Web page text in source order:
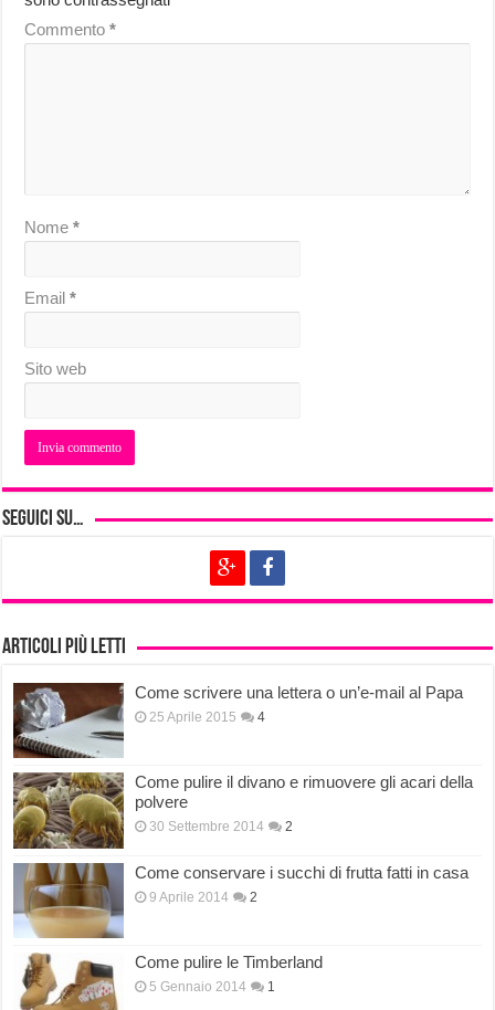
Commento*
Nome*
Email*
Sito web
Seguici su…
Articoli più letti
Come scrivere una lettera o un’e-mail al Papa
25 Aprile 2015 4
Come pulire il divano e rimuovere gli acari della
polvere
30 Settembre 2014 2
Come conservare i succhi di frutta fatti in casa
9 Aprile 2014 2
Come pulire le Timberland
5 Gennaio 2014 1